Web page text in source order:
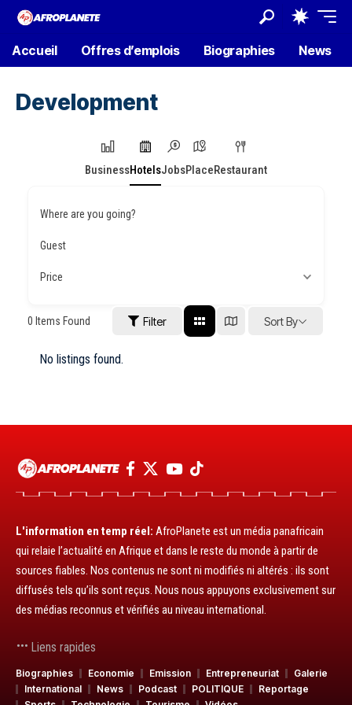
Accueil Offres d’emplois Biographies News
Development
BusinessHotelsJobsPlaceRestaurant
Where are you going?
Guest
Price
0 Items Found Filter Sort By
No listings found.
L'information en temp réel: AfroPlanete est un média panafricain
qui relaie l’actualité en Afrique et dans le reste du monde à partir de
sources fiables. Nos contenus ne sont ni modifiés ni altérés : ils sont
diffusés tels qu’ils sont reçus. Nous nous appuyons exclusivement sur
des médias reconnus et vérifiés au niveau international.
Liens rapides
Biographies Economie Emission Entrepreneuriat
Galerie
International
News Podcast POLITIQUE
Reportage